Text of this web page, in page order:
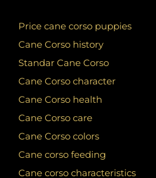
Price cane corso puppies
Cane Corso history
Standar Cane Corso
Cane Corso character
Cane Corso health
Cane Corso care
Cane Corso colors
Cane corso feeding
Cane corso characteristics